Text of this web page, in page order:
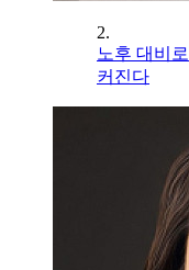
2.
노후 대비
커진다